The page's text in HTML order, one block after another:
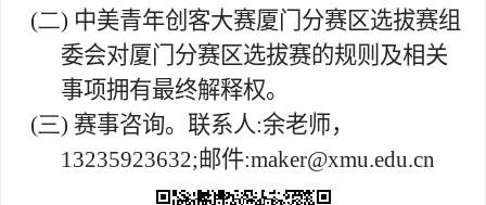
(二) 中美青年创客大赛厦门分赛区选拔赛组
委会对厦门分赛区选拔赛的规则及相关
事项拥有最终解释权。
(三) 赛事咨询。联系人:余老师，
13235923632;邮件:maker@xmu.edu.cn